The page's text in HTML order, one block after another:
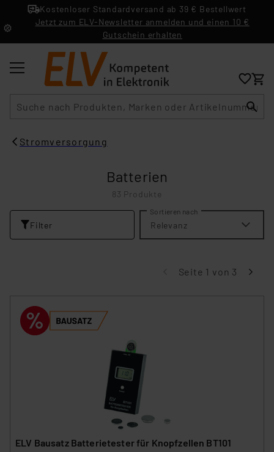
Kostenloser Standardversand ab 39 € Bestellwert
Jetzt zum ELV-Newsletter anmelden und einen 10 €
Gutschein erhalten
Stromversorgung
Batterien
83 Produkte
Filter
Sortieren nach
Relevanz
Seite 1 von 3
ELV Bausatz Batterietester für Knopfzellen BT101